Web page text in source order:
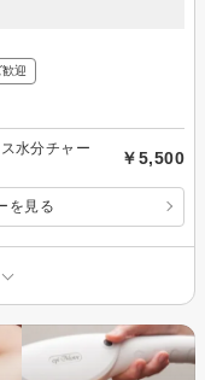
歓迎
水分チャー
￥5,500
を見る